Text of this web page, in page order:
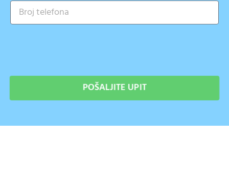
POŠALJITE UPIT